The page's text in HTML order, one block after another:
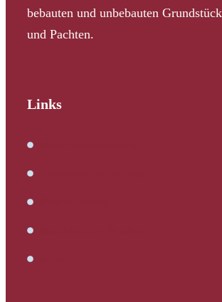
bebauten und unbebauten
und Pachten.
Links